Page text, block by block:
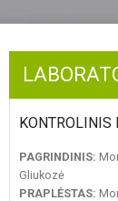
KONTROLINIS
PAGRINDINIS:
Gliukozė
PRAPLĖSTAS: